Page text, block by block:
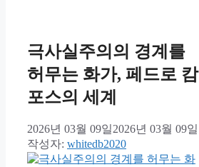
극사실주의의 경계를
허무는 화가, 페드로 캄
포스의 세계
2026년 03월 09일2026년 03월 09일
작성자: whitedb2020